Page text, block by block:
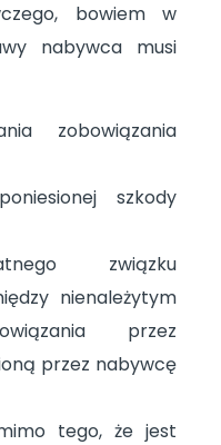
bowiem w
nabywca musi
zobowiązania
szkody
związku
nienależytym
przez
przez nabywcę
tego, że jest